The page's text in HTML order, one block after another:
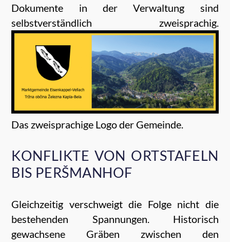
Dokumente in der Verwaltung sind
selbstverständlich zweisprachig.
Das zweisprachige Logo der Gemeinde.
KONFLIKTE VON ORTSTAFELN
BIS PERŠMANHOF
Gleichzeitig verschweigt die Folge nicht die
bestehenden Spannungen. Historisch
gewachsene Gräben zwischen den